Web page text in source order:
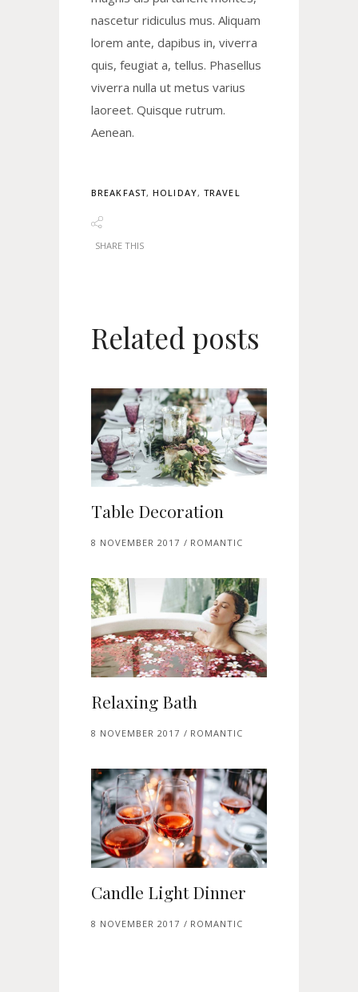
nascetur ridiculus mus. Aliquam
lorem ante, dapibus in, viverra
quis, feugiat a, tellus. Phasellus
viverra nulla ut metus varius
laoreet. Quisque rutrum.
Aenean.
BREAKFAST,HOLIDAY,TRAVEL
SHARE THIS
Related posts
Table Decoration
8 NOVEMBER 2017 ROMANTIC
Relaxing Bath
8 NOVEMBER 2017 ROMANTIC
Candle Light Dinner
8 NOVEMBER 2017 ROMANTIC